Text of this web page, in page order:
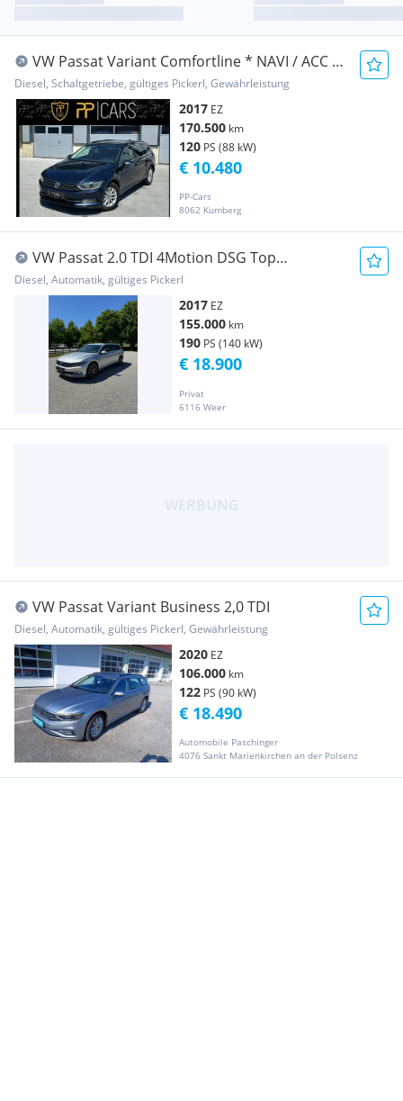
VW Passat Variant Comfortline * NAVI / ACC /
Massa...
Diesel, Schaltgetriebe, gültiges Pickerl, Gewährleistung
2017 EZ
170.500 km
120 PS (88 kW)
PP-Cars
8062 Kumberg
€ 10.480
VW Passat 2.0 TDI 4Motion DSG Top
Ausstattung
Diesel, Automatik, gültiges Pickerl
2017 EZ
155.000 km
190 PS (140 kW)
Privat
6116 Weer
€ 18.900
VW Passat Variant Business 2,0 TDI
Diesel, Automatik, gültiges Pickerl, Gewährleistung
2020 EZ
106.000 km
122 PS (90 kW)
Automobile Paschinger
4076 Sankt Marienkirchen an der Polsenz
€ 18.490